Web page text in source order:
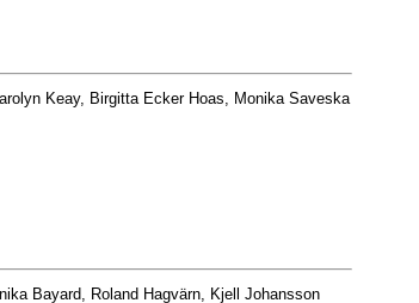
Keay, Birgitta Ecker Hoas, Monika Saveska
Bayard, Roland Hagvärn, Kjell Johansson